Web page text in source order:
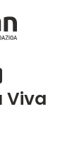
principal
Viva